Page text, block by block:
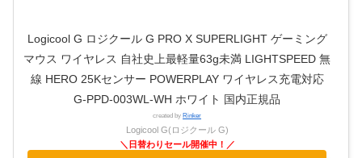
Logicool G ロジクール G PRO X SUPERLIGHT ゲーミング
マウス ワイヤレス 自社史上最軽量63g未満 LIGHTSPEED 無
線 HERO 25Kセンサー POWERPLAY ワイヤレス充電対応
G-PPD-003WL-WH ホワイト 国内正規品
created by Rinker
Logicool G(ロジクール G)